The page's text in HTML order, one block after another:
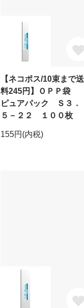
【ネコポス/10束まで送
料245円】ＯＰＰ袋
ピュアパック Ｓ３．
５－２２ １００枚
155円(内税)